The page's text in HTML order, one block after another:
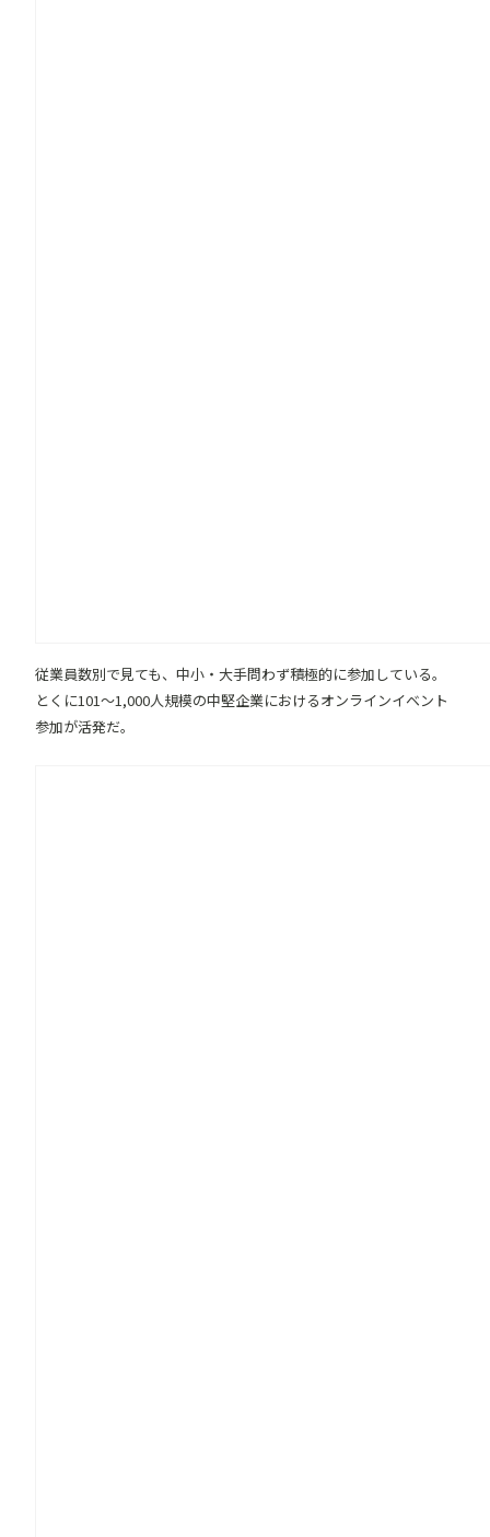
従業員数別で見ても、中小・大手問わず積極的に参加している。
とくに101〜1,000人規模の中堅企業におけるオンラインイベント
参加が活発だ。